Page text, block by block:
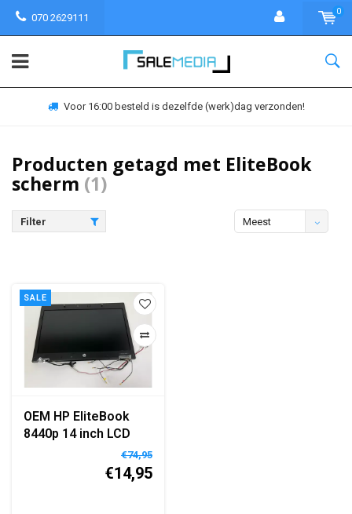
070 2629111
0
Voor 16:00 besteld is dezelfde (werk)dag verzonden!
Producten getagd met EliteBook
scherm (1)
Filter
Meest
SALE
OEM HP EliteBook
8440p 14 inch LCD
vervangingsdisplay
€74,95
€14,95